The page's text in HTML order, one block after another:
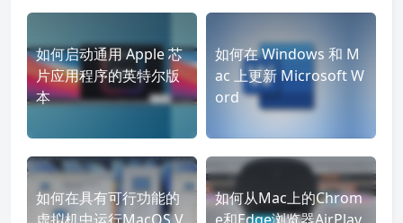
如何启动通用 Apple 芯
片应用程序的英特尔版
本
如何在 Windows 和 M
ac 上更新 Microsoft W
ord
如何在具有可行功能的
如何从Mac上的Chrom